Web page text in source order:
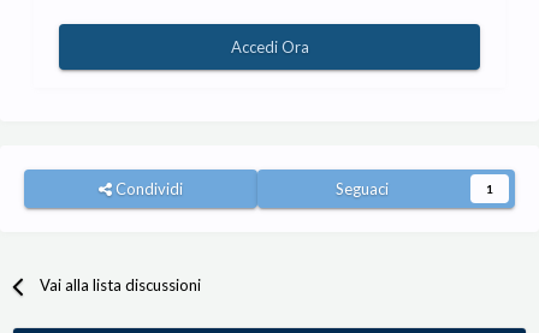
Accedi Ora
Condividi Seguaci 1
Vai alla lista discussioni